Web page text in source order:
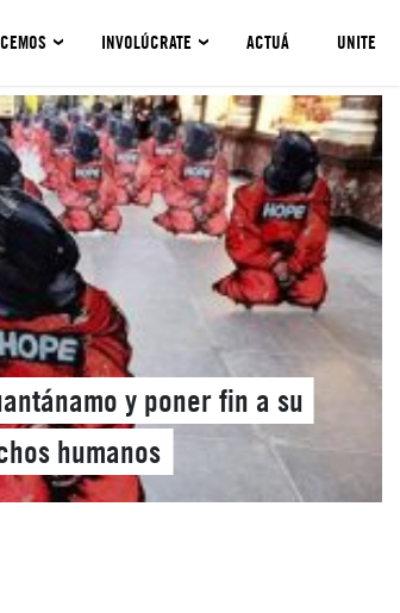
INVOLÚCRATE ACTUÁ UNITE
y poner fin a su
humanos